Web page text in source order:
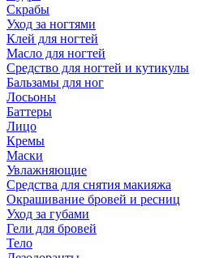
Скрабы
Уход за ногтями
Клей для ногтей
Масло для ногтей
Средство для ногтей и кутикулы
Бальзамы для ног
Лосьоны
Баттеры
Лицо
Кремы
Маски
Увлажняющие
Средства для снятия макияжа
Окрашивание бровей и ресниц
Уход за губами
Гели для бровей
Тело